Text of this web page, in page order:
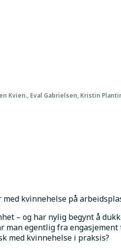
Kvien., Eval Gabrielsen, Kristin
kvinnehelse på
– og har nylig begynt å
man egentlig fra
med kvinnehelse i praksis?